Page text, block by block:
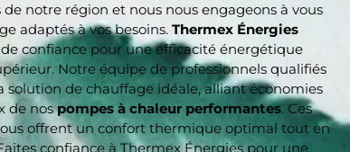
notre région et nous nous engageons à vous
adaptés à vos besoins. Thermex Énergies
confiance pour une efficacité énergétique
Notre équipe de professionnels qualifiés
solution de chauffage idéale, alliant économies
de nospompes à chaleur performantes. Ces
offrent un confort thermique optimal tout en
confiance à Thermex Énergies pour une